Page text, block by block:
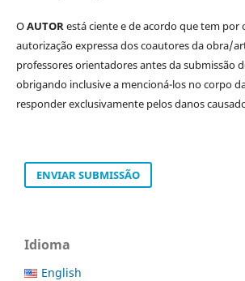
OAUTORestá ciente e de acordo que tem por
autorização expressa dos coautores da obra/
professores orientadores antes da submissão
obrigando inclusive a mencioná-los no corpo
responder exclusivamente pelos danos
ENVIAR SUBMISSÃO
Idioma
English